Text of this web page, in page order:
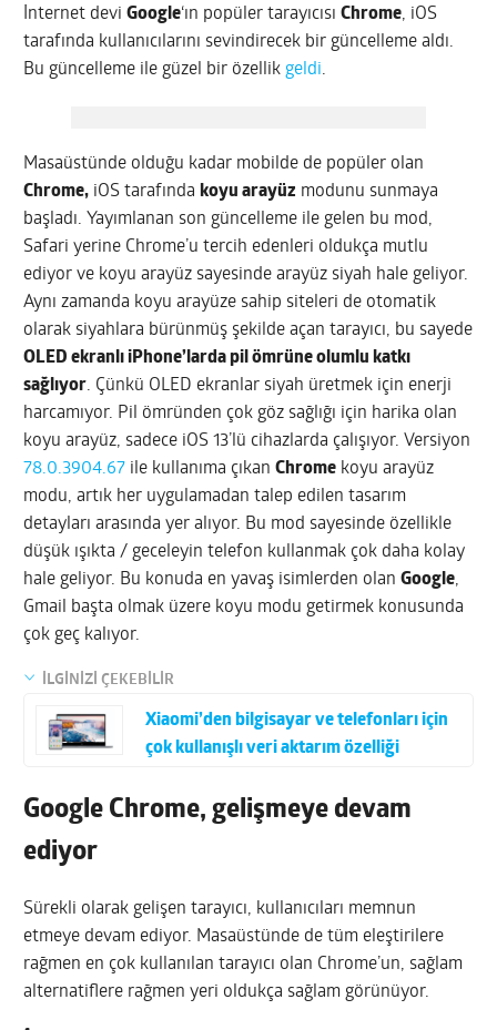
İnternet deviGoogle‘ın popüler tarayıcısıChrome, iOS
tarafında kullanıcılarını sevindirecek bir güncelleme aldı.
Bu güncelleme ile güzel bir özellik geldi.
Masaüstünde olduğu kadar mobilde de popüler olan
Chrome, iOS tarafında koyu arayüz modunu sunmaya
başladı. Yayımlanan son güncelleme ile gelen bu mod,
Safari yerine Chrome’u tercih edenleri oldukça mutlu
ediyor ve koyu arayüz sayesinde arayüz siyah hale geliyor.
Aynı zamanda koyu arayüze sahip siteleri de otomatik
olarak siyahlara bürünmüş şekilde açan tarayıcı, bu sayede
OLED ekranlı iPhone’larda pil ömrüne olumlu katkı
sağlıyor. Çünkü OLED ekranlar siyah üretmek için enerji
harcamıyor. Pil ömründen çok göz sağlığı için harika olan
koyu arayüz, sadece iOS 13’lü cihazlarda çalışıyor. Versiyon
78.0.3904.67 ile kullanıma çıkanChrome koyu arayüz
modu, artık her uygulamadan talep edilen tasarım
detayları arasında yer alıyor. Bu mod sayesinde özellikle
düşük ışıkta / geceleyin telefon kullanmak çok daha kolay
hale geliyor. Bu konuda en yavaş isimlerden olanGoogle,
Gmail başta olmak üzere koyu modu getirmek konusunda
çok geç kalıyor.
İLGİNİZİ ÇEKEBİLİR
Xiaomi’den bilgisayar ve telefonları için
çok kullanışlı veri aktarım özelliği
Google Chrome, gelişmeye devam
ediyor
Sürekli olarak gelişen tarayıcı, kullanıcıları memnun
etmeye devam ediyor. Masaüstünde de tüm eleştirilere
rağmen en çok kullanılan tarayıcı olan Chrome’un, sağlam
alternatiflere rağmen yeri oldukça sağlam görünüyor.